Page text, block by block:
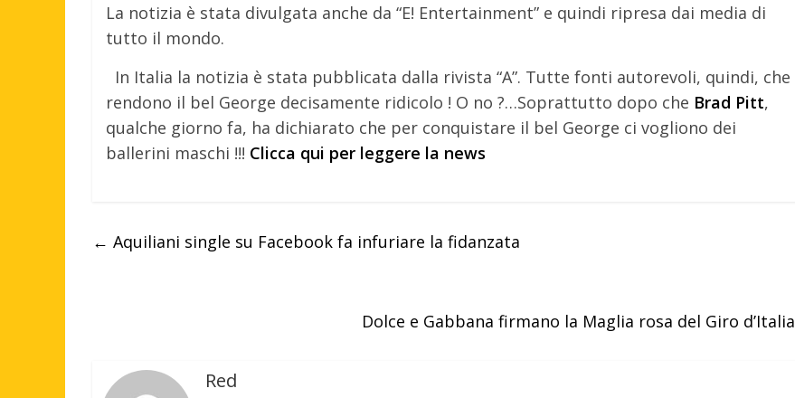
La notizia è stata divulgata anche da “E! Entertainment” e quindi ripresa dai media di
tutto il mondo.
In Italia la notizia è stata pubblicata dalla rivista “A”. Tutte fonti autorevoli, quindi, che
rendono il bel George decisamente ridicolo ! O no ?…Soprattutto dopo che Brad Pitt,
qualche giorno fa, ha dichiarato che per conquistare il bel George ci vogliono dei
ballerini maschi !!! Clicca qui per leggere la news
← Aquiliani single su Facebook fa infuriare la fidanzata
Dolce e Gabbana firmano la Maglia rosa del Giro d’Italia
Red